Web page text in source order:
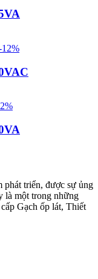
12%
phát triển, được sự ủng
là một trong những
Gạch ốp lát, Thiết